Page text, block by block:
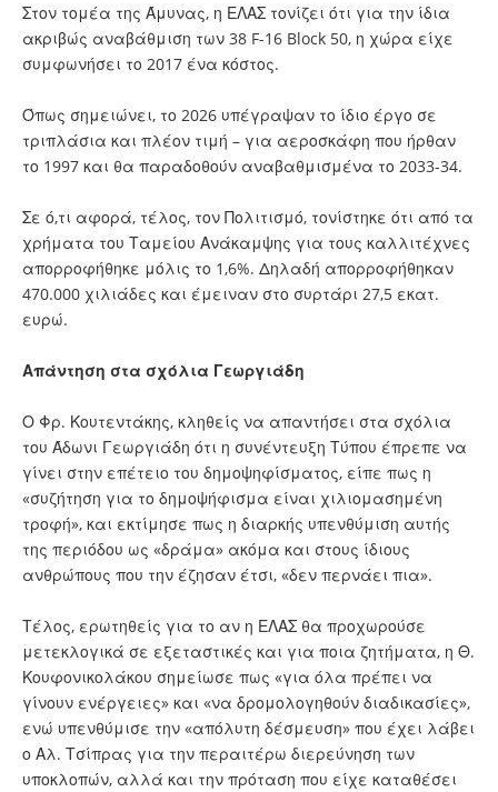
Στον τομέα της Άμυνας, η ΕΛΑΣ τονίζει ότι για την ίδια
ακριβώς αναβάθμιση των 38 F-16 Block 50, η χώρα είχε
συμφωνήσει το 2017 ένα κόστος.
Όπως σημειώνει, το 2026 υπέγραψαν το ίδιο έργο σε
τριπλάσια και πλέον τιμή – για αεροσκάφη που ήρθαν
το 1997 και θα παραδοθούν αναβαθμισμένα το 2033-34.
Σε ό,τι αφορά, τέλος, τον Πολιτισμό, τονίστηκε ότι από τα
χρήματα του Ταμείου Ανάκαμψης για τους καλλιτέχνες
απορροφήθηκε μόλις το 1,6%. Δηλαδή απορροφήθηκαν
470.000 χιλιάδες και έμειναν στο συρτάρι 27,5 εκατ.
ευρώ.
Απάντηση στα σχόλια Γεωργιάδη
Ο Φρ. Κουτεντάκης, κληθείς να απαντήσει στα σχόλια
του Άδωνι Γεωργιάδη ότι η συνέντευξη Τύπου έπρεπε να
γίνει στην επέτειο του δημοψηφίσματος, είπε πως η
«συζήτηση για το δημοψήφισμα είναι χιλιομασημένη
τροφή», και εκτίμησε πως η διαρκής υπενθύμιση αυτής
της περιόδου ως «δράμα» ακόμα και στους ίδιους
ανθρώπους που την έζησαν έτσι, «δεν περνάει πια».
Τέλος, ερωτηθείς για το αν η ΕΛΑΣ θα προχωρούσε
μετεκλογικά σε εξεταστικές και για ποια ζητήματα, η Θ.
Κουφονικολάκου σημείωσε πως «για όλα πρέπει να
γίνουν ενέργειες» και «να δρομολογηθούν διαδικασίες»,
ενώ υπενθύμισε την «απόλυτη δέσμευση» που έχει λάβει
ο Αλ. Τσίπρας για την περαιτέρω διερεύνηση των
υποκλοπών, αλλά και την πρόταση που είχε καταθέσει